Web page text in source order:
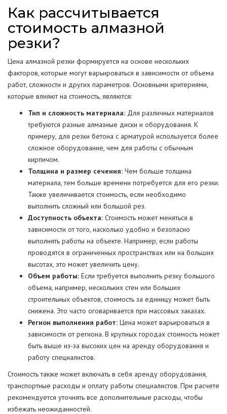
Как рассчитывается
стоимость алмазной
резки?
Цена алмазной резки формируется на основе нескольких
факторов, которые могут варьироваться в зависимости от объема
работ, сложности и других параметров. Основными критериями,
которые влияют на стоимость, являются:
Тип и сложность материала: Для различных материалов
требуются разные алмазные диски и оборудования. К
примеру, для резки бетона с арматурой используется более
сложное оборудование, чем для работы с обычным
кирпичом.
Толщина и размер сечения: Чем больше толщина
материала, тем больше времени потребуется для его резки.
Также увеличивается стоимость, если необходимо
выполнить сложный или большой рез.
Доступность объекта: Стоимость может меняться в
зависимости от того, насколько удобно и безопасно
выполнять работы на объекте. Например, если работы
проводятся в ограниченных пространствах или на больших
высотах, это может увеличить цену.
Объем работы: Если требуется выполнить резку большого
объема, например, нескольких стен или больших
строительных объектов, стоимость за единицу может быть
снижена. Это часто оговаривается при массовых заказах.
Регион выполнения работ: Цена может варьироваться в
зависимости от региона. В крупных городах стоимость может
быть выше из-за высоких цен на аренду оборудования и
работу специалистов.
Стоимость также может включать в себя аренду оборудования,
транспортные расходы и оплату работы специалистов. При расчете
рекомендуется уточнять все дополнительные расходы, чтобы
избежать неожиданностей.